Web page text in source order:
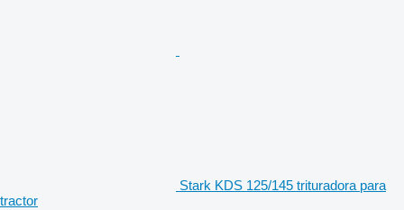
Stark KDS 125/145 trituradora para
tractor